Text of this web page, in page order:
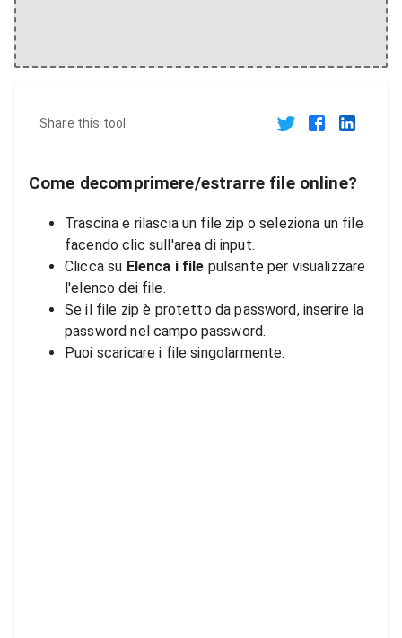
Share this tool:
Come decomprimere/estrarre file online?
Trascina e rilascia un file zip o seleziona un file
facendo clic sull'area di input.
Clicca su Elenca i file pulsante per visualizzare
l'elenco dei file.
Se il file zip è protetto da password, inserire la
password nel campo password.
Puoi scaricare i file singolarmente.